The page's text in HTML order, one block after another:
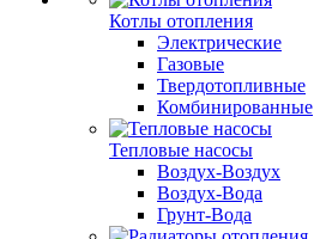
Котлы отопления
Электрические
Газовые
Твердотопливные
Комбинированные
Тепловые насосы
Воздух-Воздух
Воздух-Вода
Грунт-Вода